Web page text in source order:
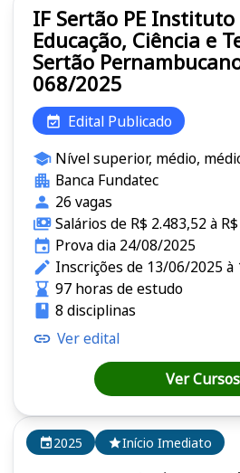
2025 Início Imediato
IF Sertão PE Instituto
Educação, Ciência e
Sertão
068/2025
Edital Publicado
Nível superior, médio,
Banca Fundatec
26 vagas
Salários de R$ 2.483,52 à
Prova dia 24/08/2025
Inscrições de 13/06/2025 à
97 horas de estudo
8 disciplinas
Ver edital
Ver Cursos